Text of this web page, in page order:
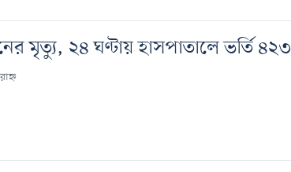
মৃত্যু, ২৪ ঘণ্টায় হাসপাতালে ভর্তি ৪২৩